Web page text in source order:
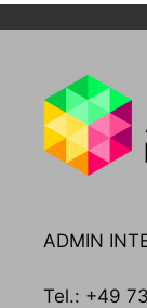
ADMIN
Tel.: +49